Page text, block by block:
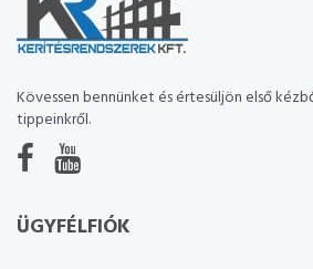
Kövessen bennünket és értesüljön első
tippeinkről.
ÜGYFÉLFIÓK